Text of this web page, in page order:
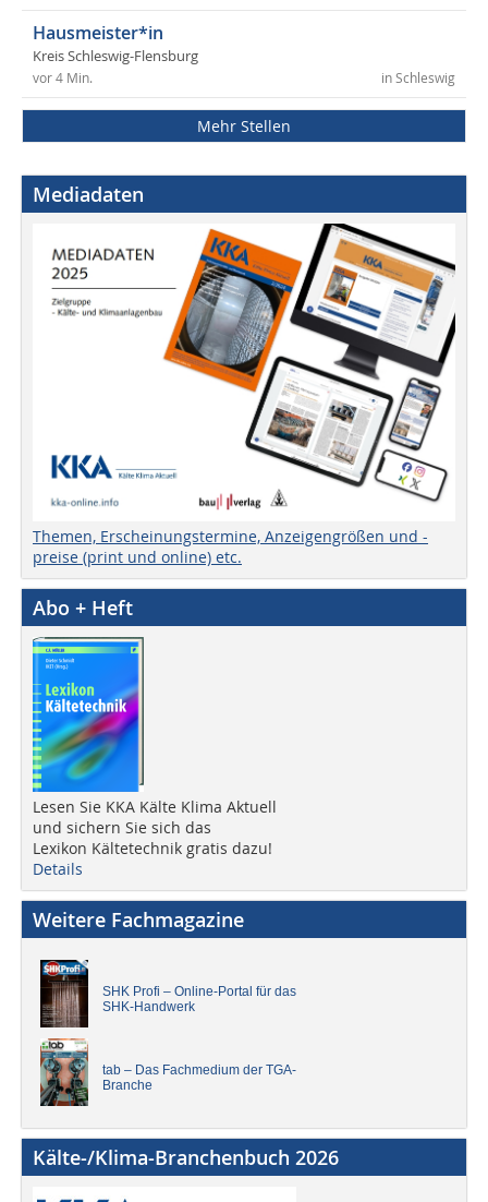
Hausmeister*in
Kreis Schleswig-Flensburg
in Schleswig
vor 4 Min.
Mehr Stellen
Mediadaten
Themen, Erscheinungstermine, Anzeigengrößen und -
preise (print und online) etc.
Abo + Heft
Lesen Sie KKA Kälte Klima Aktuell
und sichern Sie sich das
Lexikon Kältetechnik gratis dazu!
Details
Weitere Fachmagazine
SHK Profi – Online-Portal für das
SHK-Handwerk
tab – Das Fachmedium der TGA-
Branche
Kälte-/Klima-Branchenbuch 2026